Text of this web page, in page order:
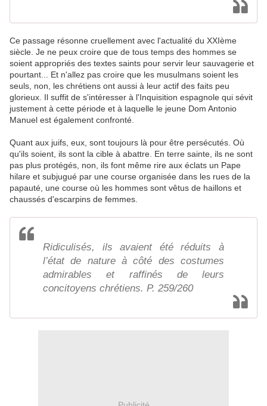
Ce passage résonne cruellement avec l'actualité du XXIème
siècle. Je ne peux croire que de tous temps des hommes se
soient appropriés des textes saints pour servir leur sauvagerie et
pourtant... Et n'allez pas croire que les musulmans soient les
seuls, non, les chrétiens ont aussi à leur actif des faits peu
glorieux. Il suffit de s'intéresser à l'Inquisition espagnole qui sévit
justement à cette période et à laquelle le jeune Dom Antonio
Manuel est également confronté.
Quant aux juifs, eux, sont toujours là pour être persécutés. Où
qu'ils soient, ils sont la cible à abattre. En terre sainte, ils ne sont
pas plus protégés, non, ils font même rire aux éclats un Pape
hilare et subjugué par une course organisée dans les rues de la
papauté, une course où les hommes sont vêtus de haillons et
chaussés d'escarpins de femmes.
Ridiculisés, ils avaient été réduits à
l’état de nature à côté des costumes
admirables et raffinés de leurs
concitoyens chrétiens. P. 259/260